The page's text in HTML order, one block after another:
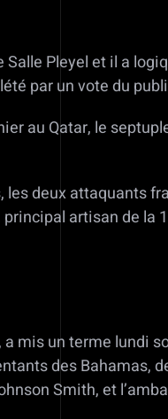
Pleyel et il a
par un vote du
au Qatar, le
deux attaquants
artisan de la
mis un terme lundi
des Bahamas,
Smith, et